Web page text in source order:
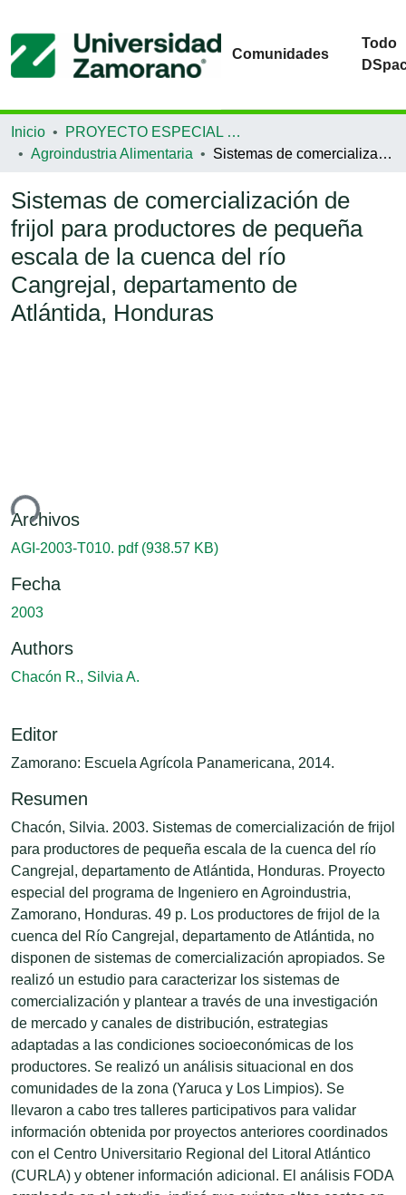
Comunidades
Todo
Inicio
PROYECTO ESPECIAL DE GRADUACIÓN
Agroindustria Alimentaria
Sistemas de comercialización de frijol para productores de pequeña escala de la cuenca del río Cangrejal, departamento de Atlántida, Honduras
Sistemas de comercialización de
frijol para productores de pequeña
escala de la cuenca del río
Cangrejal, departamento de
Atlántida, Honduras
Archivos
AGI-2003-T010. pdf (938.57 KB)
Fecha
2003
Authors
Chacón R., Silvia A.
Editor
Zamorano: Escuela Agrícola Panamericana, 2014.
Resumen
Chacón, Silvia. 2003. Sistemas de comercialización de frijol
para productores de pequeña escala de la cuenca del río
Cangrejal, departamento de Atlántida, Honduras. Proyecto
especial del programa de Ingeniero en Agroindustria,
Zamorano, Honduras. 49 p. Los productores de frijol de la
cuenca del Río Cangrejal, departamento de Atlántida, no
disponen de sistemas de comercialización apropiados. Se
realizó un estudio para caracterizar los sistemas de
comercialización y plantear a través de una investigación
de mercado y canales de distribución, estrategias
adaptadas a las condiciones socioeconómicas de los
productores. Se realizó un análisis situacional en dos
comunidades de la zona (Yaruca y Los Limpios). Se
llevaron a cabo tres talleres participativos para validar
información obtenida por proyectos anteriores coordinados
con el Centro Universitario Regional del Litoral Atlántico
(CURLA) y obtener información adicional. El análisis FODA